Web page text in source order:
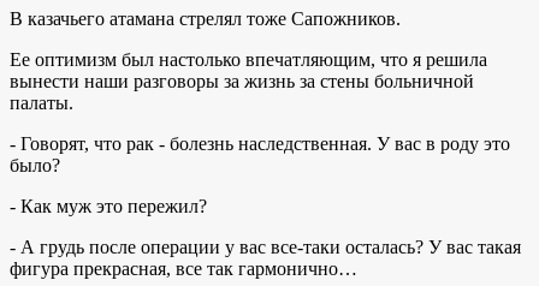
В казачьего атамана стрелял тоже Сапожников.
Ее оптимизм был настолько впечатляющим, что я решила
вынести наши разговоры за жизнь за стены больничной
палаты.
- Говорят, что рак - болезнь наследственная. У вас в роду это
было?
- Как муж это пережил?
- А грудь после операции у вас все-таки осталась? У вас такая
фигура прекрасная, все так гармонично…